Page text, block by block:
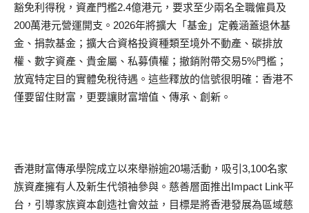
豁免利得稅，資產門檻2.4億港元，要求至少兩名全職僱員及
200萬港元營運開支。2026年將擴大「基金」定義涵蓋退休基
金、捐款基金；擴大合資格投資種類至境外不動產、碳排放
權、數字資產、貴金屬、私募債權；撤銷附帶交易5%門檻；
放寬特定目的實體免稅待遇。這些釋放的信號很明確：香港不
僅要留住財富，更要讓財富增值、傳承、創新。
香港財富傳承學院成立以來舉辦逾20場活動，吸引3,100名家
族資產擁有人及新生代領袖參與。慈善層面推出Impact Link平
台，引導家族資本創造社會效益，目標是將香港發展為區域慈